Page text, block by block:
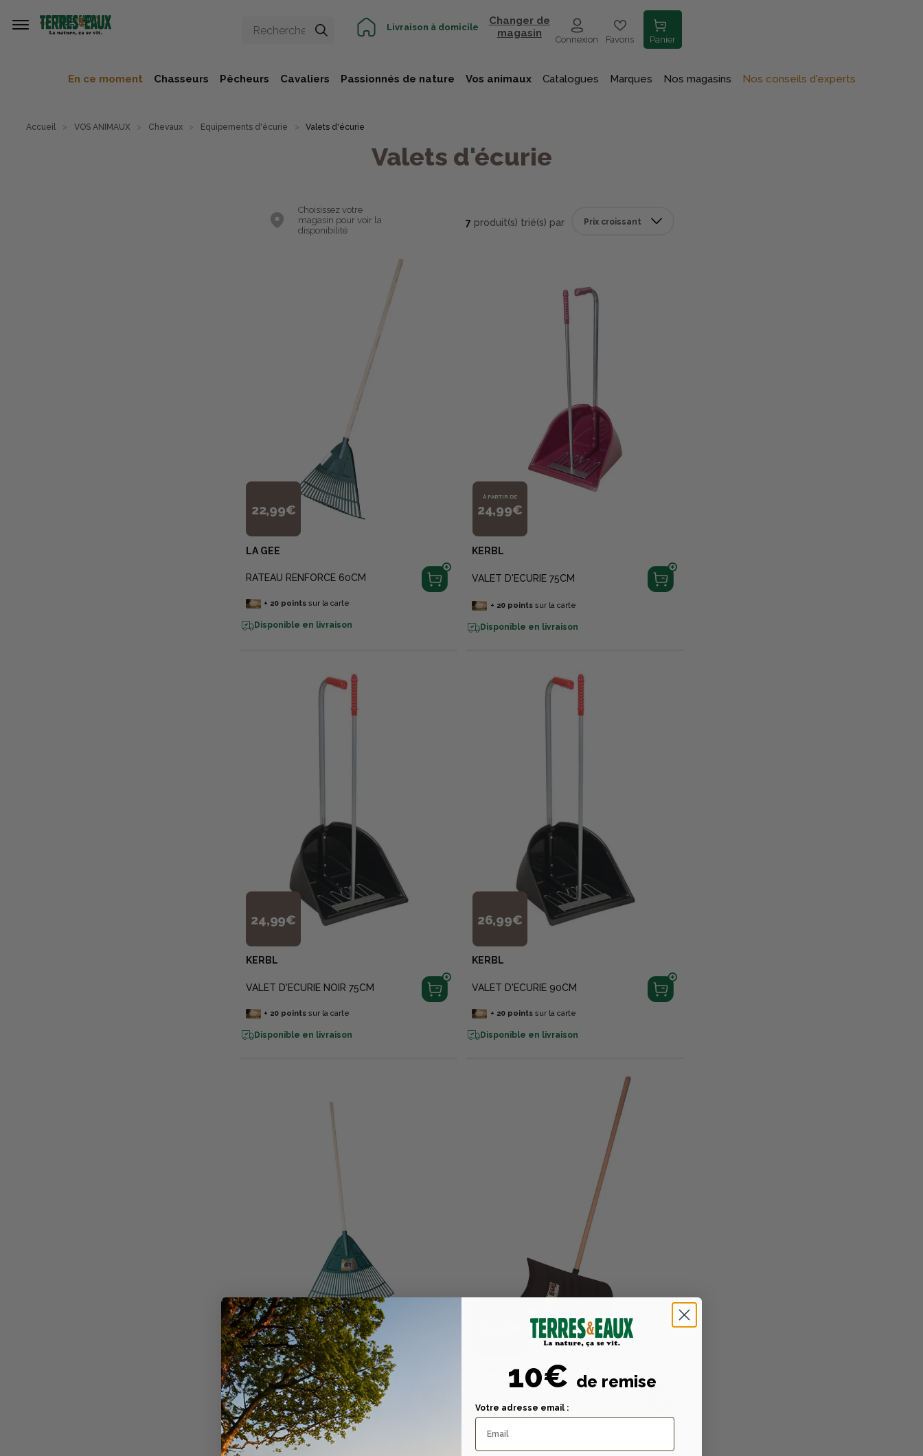
Livraison à domicile
Changer de
magasin
Connexion Favoris Panier
En ce moment Chasseurs Pêcheurs Cavaliers Passionnés de nature Vos animaux Catalogues Marques Nos magasins Nos conseils d'experts
Accueil VOS ANIMAUX Chevaux Equipements d'écurie Valets d'écurie
Valets d'écurie
Choisissez votre
magasin pour voir la
disponibilité
7 produit(s) trié(s) par
22,99€
LA GEE
RATEAU RENFORCE 60CM
+ 20 points sur la carte
Disponible en livraison
À PARTIR DE
24,99€
KERBL
VALET D'ECURIE 75CM
+ 20pointssur la carte
Disponible en livraison
24,99€
KERBL
VALET D'ECURIE NOIR 75CM
+ 20 points sur la carte
Disponible en livraison
26,99€
KERBL
VALET D'ECURIE 90CM
+ 20pointssur la carte
Disponible en livraison
26,99€
LA GEE
RATEAU TRIANGULAIRE 80CM
+20pointssur la carte
Disponible en livraison
10€ de remise
Votre adresse email :